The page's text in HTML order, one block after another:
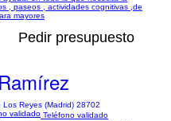
, paseos , actividades cognitivas ,de
mayores
Pedir presupuesto
Reyes (Madrid) 28702
Teléfono validado